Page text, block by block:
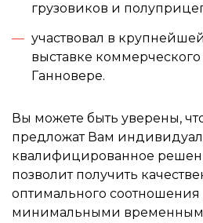
грузовиков и
участвовал в
выставке коммерческого
Ганновере.
Вы можете быть уверены,
предложат Вам
квалифицированное
позволит получить
оптимального соотношения
минимальными